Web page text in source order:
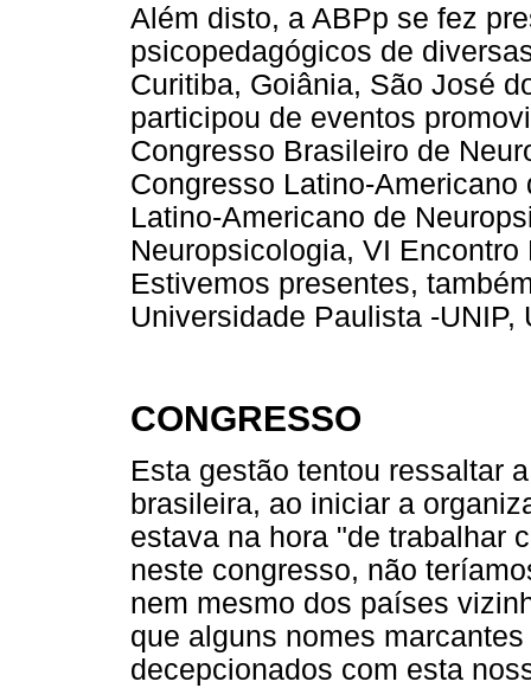
Além disto, a ABPp se fez
psicopedagógicos de
Curitiba, Goiânia, São José
participou de eventos
Congresso Brasileiro de
Congresso Latino-
Latino-Americano de
Neuropsicologia, VI
Estivemos presentes,
Universidade Paulista -
CONGRESSO
Esta gestão tentou ressaltar
brasileira, ao iniciar a
estava na hora "de trabalhar
neste congresso, não
nem mesmo dos países
que alguns nomes
decepcionados com esta